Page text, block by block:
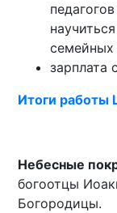
семейных
зарплата
Итоги работы
Небесные
богоотцы
Богородицы.